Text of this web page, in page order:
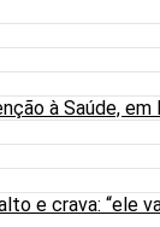
à Saúde, em
e crava: “ele